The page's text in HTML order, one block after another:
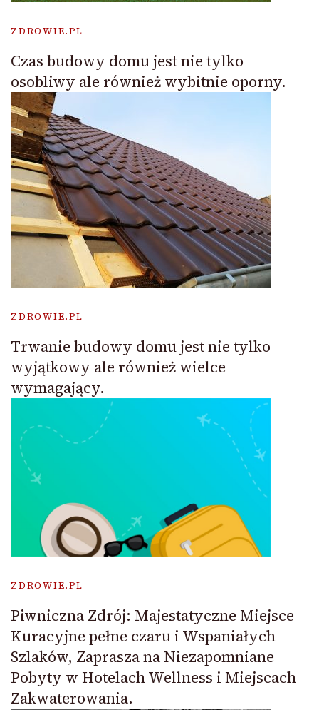
ZDROWIE.PL
Czas budowy domu jest nie tylko
osobliwy ale również wybitnie oporny.
ZDROWIE.PL
Trwanie budowy domu jest nie tylko
wyjątkowy ale również wielce
wymagający.
ZDROWIE.PL
Piwniczna Zdrój: Majestatyczne Miejsce
Kuracyjne pełne czaru i Wspaniałych
Szlaków, Zaprasza na Niezapomniane
Pobyty w Hotelach Wellness i Miejscach
Zakwaterowania.